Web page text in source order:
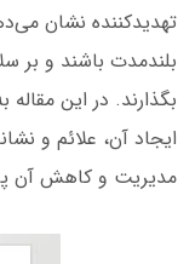
تهدیدکننده نشان
بلندمدت باشند و بر
بگذارند. در این
ایجاد آن، علائم و
مدیریت و کاهش آن